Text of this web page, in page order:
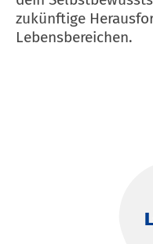
zukünftige
Lebensbereichen.